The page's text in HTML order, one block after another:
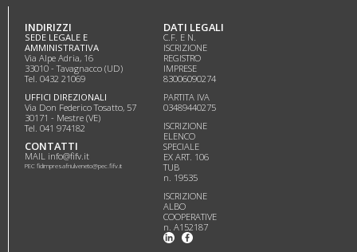
INDIRIZZI
SEDE LEGALE E
AMMINISTRATIVA
Via Alpe Adria, 16
33010 - Tavagnacco (UD)
Tel. 0432 21069
UFFICI DIREZIONALI
Via Don Federico Tosatto, 57
30171 - Mestre (VE)
Tel. 041 974182
CONTATTI
MAIL info@fifv.it
PEC fidimpresafriulveneto@pec.fifv.it
DATI LEGALI
C.F. E N.
ISCRIZIONE
REGISTRO
IMPRESE
83006090274
PARTITA IVA
03489440275
ISCRIZIONE
ELENCO
SPECIALE
EX ART. 106
TUB
n. 19535
ISCRIZIONE
ALBO
COOPERATIVE
n. A152187